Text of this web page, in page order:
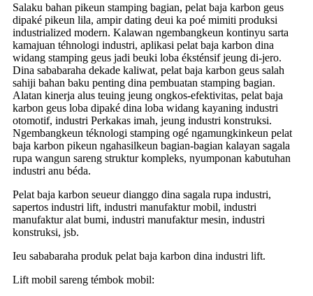
Salaku bahan pikeun stamping bagian, pelat baja karbon geus
dipaké pikeun lila, ampir dating deui ka poé mimiti produksi
industrialized modern. Kalawan ngembangkeun kontinyu sarta
kamajuan téhnologi industri, aplikasi pelat baja karbon dina
widang stamping geus jadi beuki loba éksténsif jeung di-jero.
Dina sababaraha dekade kaliwat, pelat baja karbon geus salah
sahiji bahan baku penting dina pembuatan stamping bagian.
Alatan kinerja alus teuing jeung ongkos-efektivitas, pelat baja
karbon geus loba dipaké dina loba widang kayaning industri
otomotif, industri Perkakas imah, jeung industri konstruksi.
Ngembangkeun téknologi stamping ogé ngamungkinkeun pelat
baja karbon pikeun ngahasilkeun bagian-bagian kalayan sagala
rupa wangun sareng struktur kompleks, nyumponan kabutuhan
industri anu béda.
Pelat baja karbon seueur dianggo dina sagala rupa industri,
sapertos industri lift, industri manufaktur mobil, industri
manufaktur alat bumi, industri manufaktur mesin, industri
konstruksi, jsb.
Ieu sababaraha produk pelat baja karbon dina industri lift.
Lift mobil sareng témbok mobil: